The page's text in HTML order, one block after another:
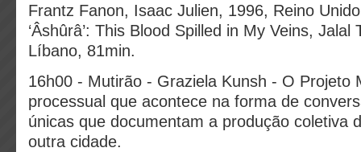
Frantz Fanon, Isaac Julien, 1996, Reino
‘Âshûrâ’: This Blood Spilled in My Veins, Jalal
Líbano, 81min.
16h00 - Mutirão - Graziela Kunsh - O Projeto
processual que acontece na forma de
únicas que documentam a produção coletiva
outra cidade.